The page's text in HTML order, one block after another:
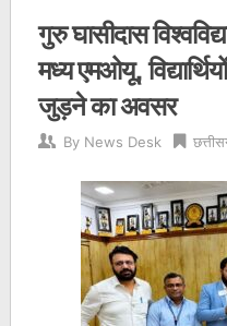
गुरु घासीदास
मध्य एमओयू,
जुड़ने का अवसर
By News Desk